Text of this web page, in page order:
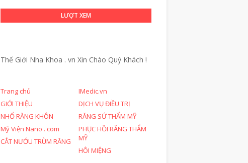
LƯỢT XEM
Thế Giới Nha Khoa . vn Xin Chào Quý Khách !
Trang chủ
IMedic.vn
GIỚI THIỆU
DỊCH VỤ ĐIỀU TRỊ
NHỔ RĂNG KHÔN
RĂNG SỨ THẨM MỸ
Mỹ Viện Nano . com
PHỤC HỒI RĂNG THẨM
MỸ
CẮT NƯỚU TRÙM RĂNG
HÔI MIỆNG